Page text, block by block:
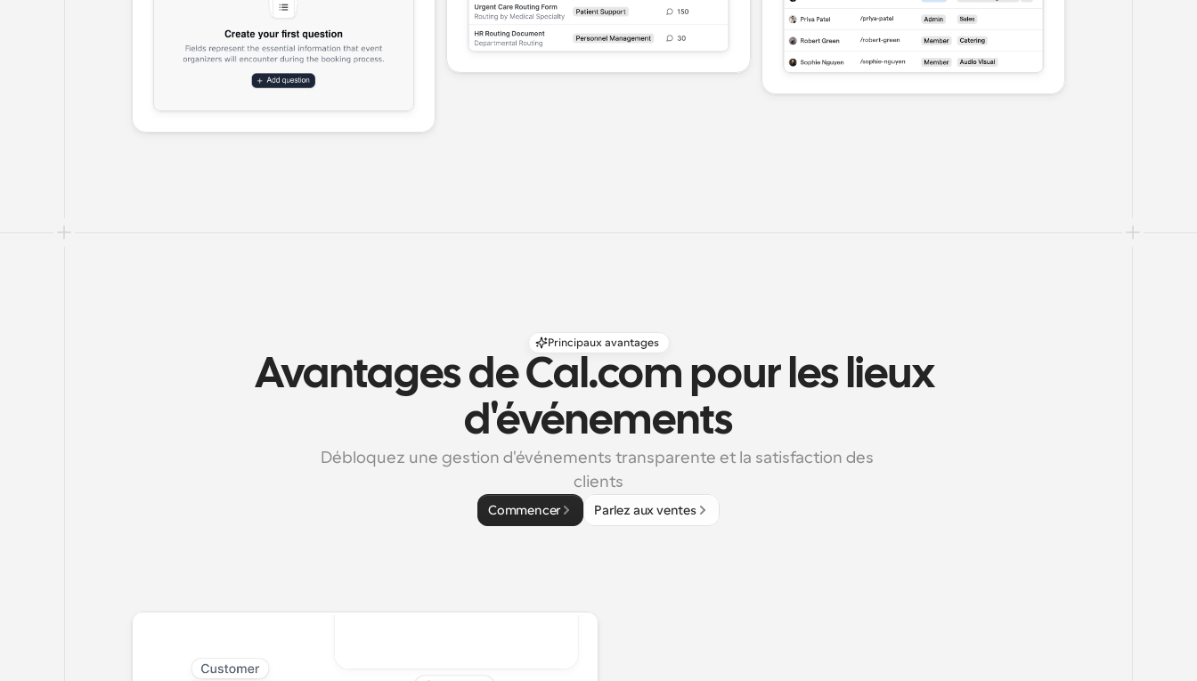
Principaux avantages
Avantages de Cal.com pour les lieux
d'événements
Débloquez une gestion d'événements transparente et la satisfaction des
clients
Commencer Parlez aux ventes